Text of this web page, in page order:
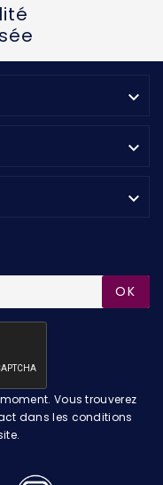



OK
Vous trouverez
dans les conditions